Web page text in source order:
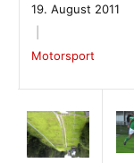
19. August 2011
Motorsport